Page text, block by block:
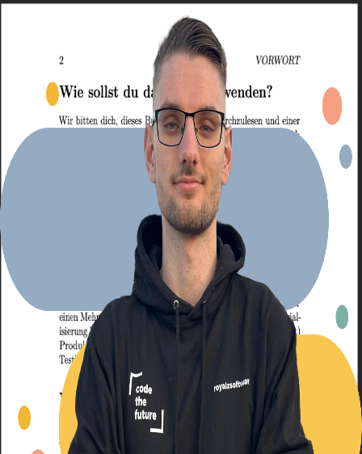
Explore Projects
Back to Blog
Posts tagged with# markdown